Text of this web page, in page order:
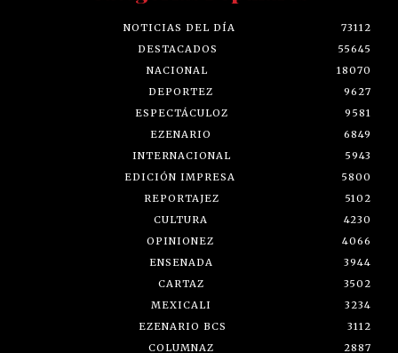
NOTICIAS DEL DÍA
73112
DESTACADOS
55645
NACIONAL
18070
DEPORTEZ
9627
ESPECTÁCULOZ
9581
EZENARIO
6849
INTERNACIONAL
5943
EDICIÓN IMPRESA
5800
REPORTAJEZ
5102
CULTURA
4230
OPINIONEZ
4066
ENSENADA
3944
CARTAZ
3502
MEXICALI
3234
EZENARIO BCS
3112
COLUMNAZ
2887